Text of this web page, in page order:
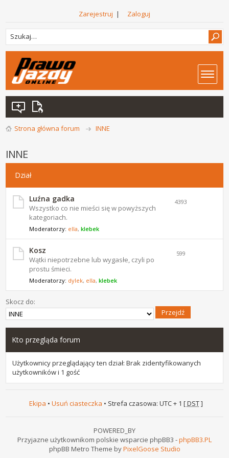
Zarejestruj | Zaloguj
Strona główna forum INNE
INNE
Dział
Luźna gadka
Wszystko co nie mieści się w powyższych
kategoriach.
Moderatorzy: ella,klebek
4393
Kosz
Wątki niepotrzebne lub wygasłe, czyli po
prostu śmieci.
Moderatorzy: dylek, ella,klebek
599
Skocz do:
Kto przegląda forum
Użytkownicy przeglądający ten dział: Brak zidentyfikowanych
użytkowników i 1 gość
Ekipa • Usuń ciasteczka • Strefa czasowa: UTC + 1 [DST]
POWERED_BY
Przyjazne użytkownikom polskie wsparcie phpBB3 -phpBB3.PL
phpBB Metro Theme byPixelGoose Studio